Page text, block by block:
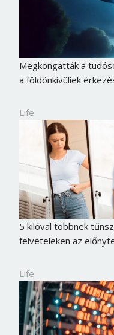
Megkongatták a
a földönkívüliek
Life
5 kilóval többnek
felvételeken az
Life